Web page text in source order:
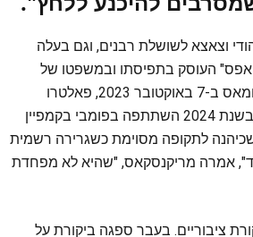
וצאצא לשושלת רבנים, וגם בעלה
ביים בשנת 2022 את הסרט "יוני אפס" העוסק בתפיסתו ובמשפטו של
אדולף אייכמן. הסרט צולם בישראל ודובר עברית. לאחר מתקפת חמאס ב-7 באוקטובר 2023, פאלטרו
התבטאה שוב ושוב לטובת החטופים הישראלים המוחזקים בעזה, ובשנת 2024 השתתפה בפומבי בקמפיין
לתקופה מסוימת כשגרירה רשמית
אמרה מריקנסקאס, "שהיא לא מפחדת
ציבוריים. בעבר ספגה ביקורת על